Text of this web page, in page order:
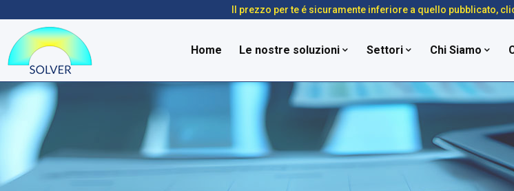
Il prezzo per te é sicuramente inferiore a quello pubblicato,
Home Le nostre soluzioni Settori Chi Siamo